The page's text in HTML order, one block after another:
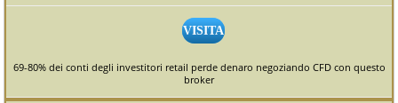
VISITA
69-80% dei conti degli investitori retail perde denaro negoziando CFD con questo
broker